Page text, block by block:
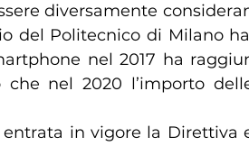
diversamente
del Politecnico di Milano
nel 2017 ha
nel 2020 l’importo
entrata in vigore la Direttiva